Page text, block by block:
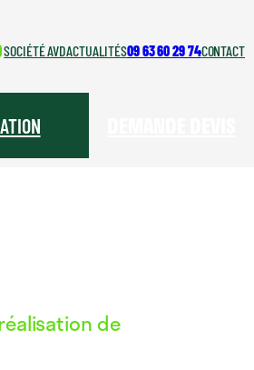
SOCIÉTÉ AVDACTUALITÉS09 63 60 29 74CONTACT
de